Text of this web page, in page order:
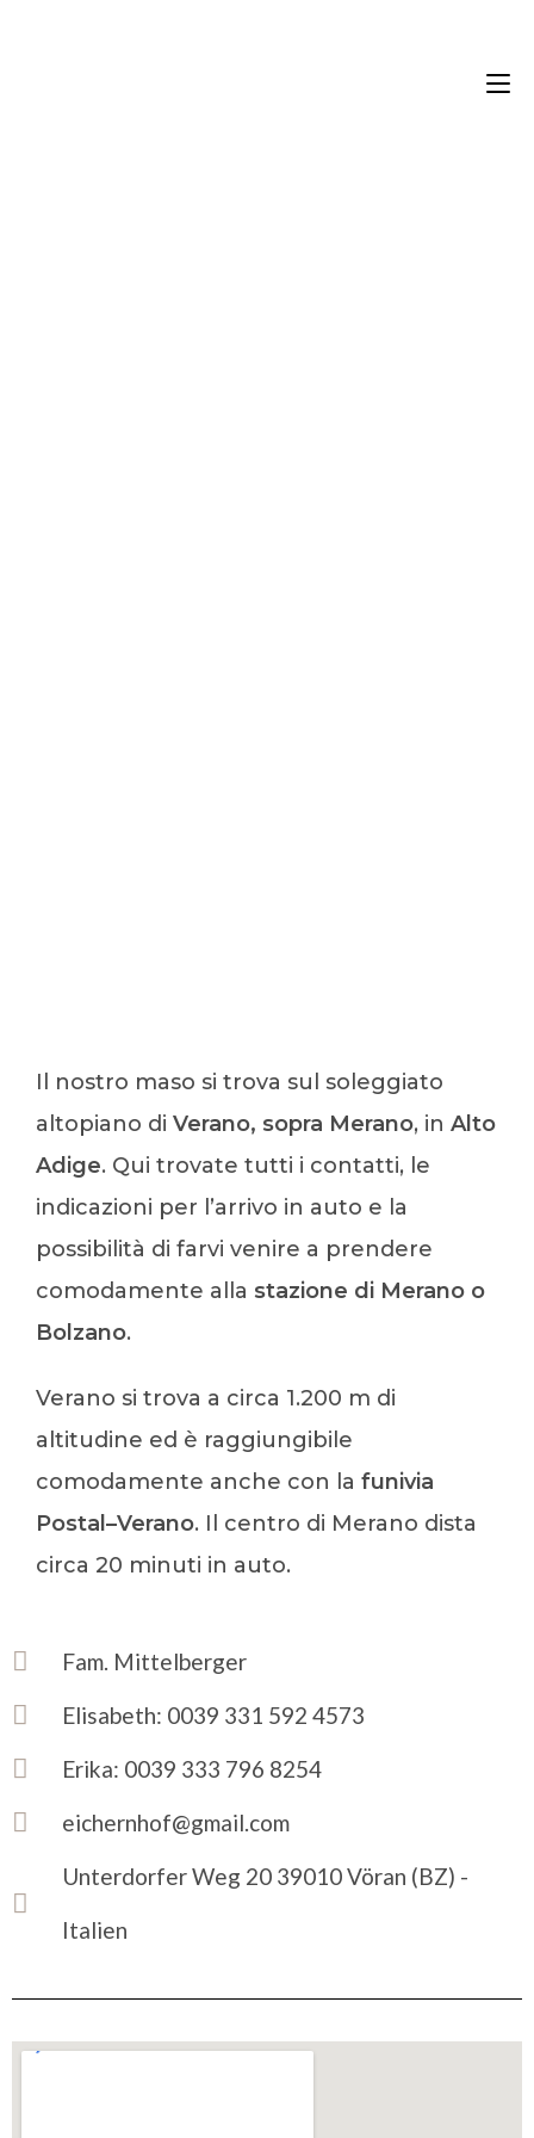
Il nostro maso si trova sul soleggiato
altopiano di Verano, sopra Merano, in Alto
Adige. Qui trovate tutti i contatti, le
indicazioni per l’arrivo in auto e la
possibilità di farvi venire a prendere
comodamente alla stazione di Merano o
Bolzano.
Verano si trova a circa 1.200 m di
altitudine ed è raggiungibile
comodamente anche con la funivia
Postal–Verano. Il centro di Merano dista
circa 20 minuti in auto.
Fam. Mittelberger​
Elisabeth: 0039 331 592 4573
Erika: 0039 333 796 8254​
eichernhof@gmail.com
Unterdorfer Weg 20 39010 Vöran (BZ) -
Italien